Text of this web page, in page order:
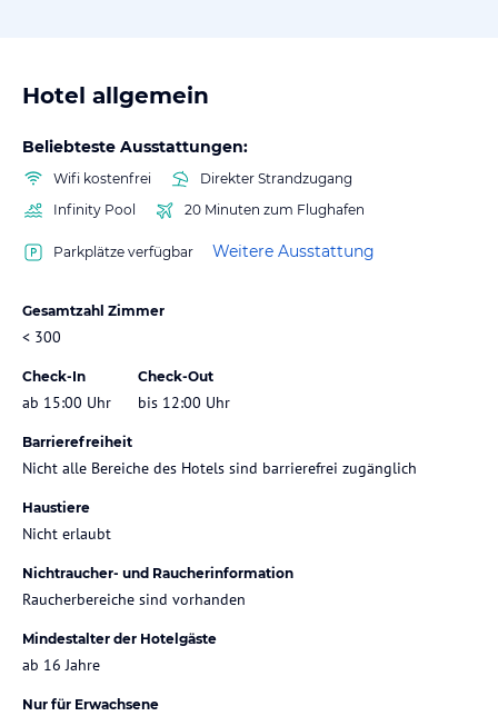
Hotel allgemein
Beliebteste Ausstattungen:
Wifi kostenfrei
Direkter Strandzugang
Infinity Pool
20 Minuten zum Flughafen
Parkplätze verfügbar Weitere Ausstattung
Gesamtzahl Zimmer
< 300
Check-In
ab 15:00 Uhr
Check-Out
bis 12:00 Uhr
Barrierefreiheit
Nicht alle Bereiche des Hotels sind barrierefrei zugänglich
Haustiere
Nicht erlaubt
Nichtraucher- und Raucherinformation
Raucherbereiche sind vorhanden
Mindestalter der Hotelgäste
ab 16 Jahre
Nur für Erwachsene